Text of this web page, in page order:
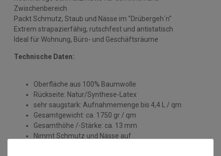
Zwischenbereich
Packt Schmutz, Staub und Nässe im "Drübergeh´n"
Extrem strapazierfähig, rutschfest und antistatisch
Ideal für Wohnung, Büro- und Geschäftsräume
Technische Daten:
Oberfläche aus 100% Baumwolle
Rückseite: Natur/Synthese-Latex
sehr saugstark: Aufnahmemenge bis 4,4 L / qm
Gesamtgewicht: ca. 1750 gr / qm
Gesamthöhe /-Stärke: ca. 13 mm
Nimmt Schmutz und Nässe auf